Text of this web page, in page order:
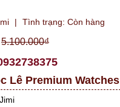
| Tình trạng: Còn hàng
5.100.000₫
Lê Premium Watches